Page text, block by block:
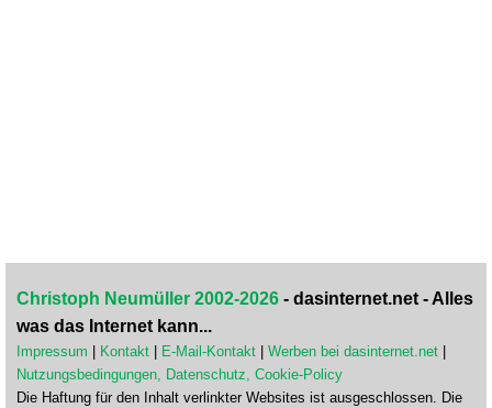
Christoph Neumüller 2002-2026 - dasinternet.net - Alles
was das Internet kann...
Impressum Kontakt E-Mail-Kontakt Werben bei dasinternet.net
Nutzungsbedingungen, Datenschutz, Cookie-Policy
Die Haftung für den Inhalt verlinkter Websites ist ausgeschlossen. Die